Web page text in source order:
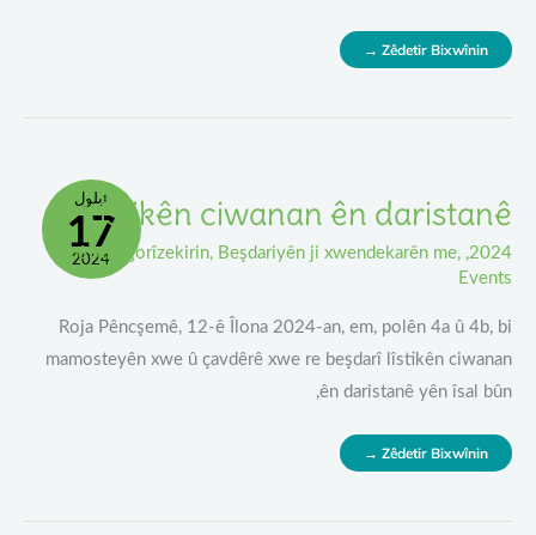
Zêdetir Bixwînin →
ئیلول
17
2024
Lîstikên ciwanan ên daristanê
2024
,
bê kategorîzekirin, Beşdariyên ji xwendekarên me,
Events
Roja Pêncşemê, 12-ê Îlona 2024-an, em, polên 4a û 4b, bi
mamosteyên xwe û çavdêrê xwe re beşdarî lîstikên ciwanan
ên daristanê yên îsal bûn,
Lîstikên
Ciwanan
Ên
Zêdetir Bixwînin →